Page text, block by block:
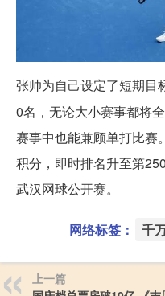
张帅为自己设定了短期目
0名，无论大小赛事都将
赛事中也能兼顾单打比赛
积分，即时排名升至第
武汉网球公开赛。
网络标签： 千
上一篇